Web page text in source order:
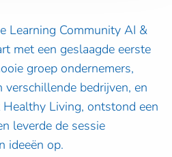
Learning Community AI &
met een geslaagde eerste
groep ondernemers,
bedrijven, en
Living, ontstond een
leverde de sessie
ideeën op.